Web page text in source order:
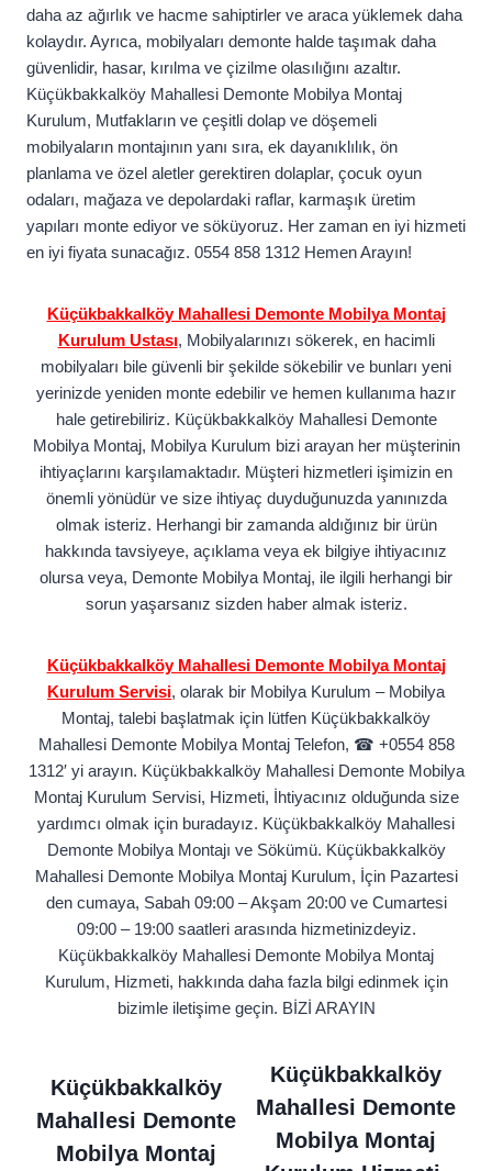
daha az ağırlık ve hacme sahiptirler ve araca yüklemek daha
kolaydır. Ayrıca, mobilyaları demonte halde taşımak daha
güvenlidir, hasar, kırılma ve çizilme olasılığını azaltır.
Küçükbakkalköy Mahallesi Demonte Mobilya Montaj
Kurulum, Mutfakların ve çeşitli dolap ve döşemeli
mobilyaların montajının yanı sıra, ek dayanıklılık, ön
planlama ve özel aletler gerektiren dolaplar, çocuk oyun
odaları, mağaza ve depolardaki raflar, karmaşık üretim
yapıları monte ediyor ve söküyoruz. Her zaman en iyi hizmeti
en iyi fiyata sunacağız. 0554 858 1312 Hemen Arayın!
Küçükbakkalköy Mahallesi Demonte Mobilya Montaj
Kurulum Ustası, Mobilyalarınızı sökerek, en hacimli
mobilyaları bile güvenli bir şekilde sökebilir ve bunları yeni
yerinizde yeniden monte edebilir ve hemen kullanıma hazır
hale getirebiliriz. Küçükbakkalköy Mahallesi Demonte
Mobilya Montaj, Mobilya Kurulum bizi arayan her müşterinin
ihtiyaçlarını karşılamaktadır. Müşteri hizmetleri işimizin en
önemli yönüdür ve size ihtiyaç duyduğunuzda yanınızda
olmak isteriz. Herhangi bir zamanda aldığınız bir ürün
hakkında tavsiyeye, açıklama veya ek bilgiye ihtiyacınız
olursa veya, Demonte Mobilya Montaj, ile ilgili herhangi bir
sorun yaşarsanız sizden haber almak isteriz.
Küçükbakkalköy Mahallesi Demonte Mobilya Montaj
Kurulum Servisi, olarak bir Mobilya Kurulum – Mobilya
Montaj, talebi başlatmak için lütfen Küçükbakkalköy
Mahallesi Demonte Mobilya Montaj Telefon, ☎ +0554 858
1312′ yi arayın. Küçükbakkalköy Mahallesi Demonte Mobilya
Montaj Kurulum Servisi, Hizmeti, İhtiyacınız olduğunda size
yardımcı olmak için buradayız. Küçükbakkalköy Mahallesi
Demonte Mobilya Montajı ve Sökümü. Küçükbakkalköy
Mahallesi Demonte Mobilya Montaj Kurulum, İçin Pazartesi
den cumaya, Sabah 09:00 – Akşam 20:00 ve Cumartesi
09:00 – 19:00 saatleri arasında hizmetinizdeyiz.
Küçükbakkalköy Mahallesi Demonte Mobilya Montaj
Kurulum, Hizmeti, hakkında daha fazla bilgi edinmek için
bizimle iletişime geçin. BİZİ ARAYIN
Küçükbakkalköy
Mahallesi Demonte
Mobilya Montaj
Küçükbakkalköy
Mahallesi Demonte
Mobilya Montaj